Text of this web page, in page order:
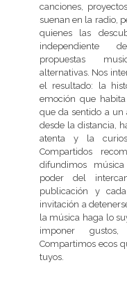
canciones,
suenan en la radio,
quienes las
independiente
propuestas
alternativas. Nos
el resultado: la
emoción que
que da sentido a
desde la distancia,
atenta y la
Compartidos
difundimos
poder del
publicación y
invitación a
la música haga lo
imponer
Compartimos ecos
tuyos.